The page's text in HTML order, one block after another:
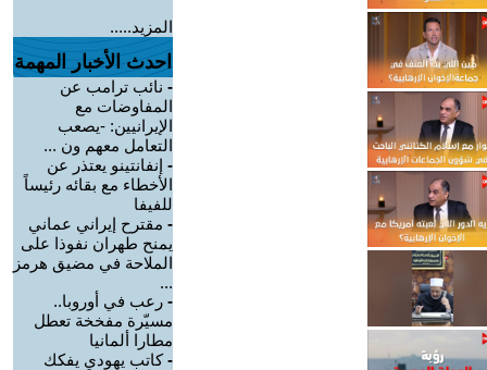
المزيد.....
احدث الأخبار المهمة
- نائب ترامب عن
المفاوضات مع
الإيرانيين: -يصعب
التعامل معهم ون ...
- إنفانتينو يعتذر عن
الأخطاء مع بقائه رئيساً
للفيفا
- مقترح إيراني عماني
يمنح طهران نفوذا على
الملاحة في مضيق هرمز
...
- رعب في أوروبا..
مسيّرة مفخخة تعطل
مطارا ألمانيا
-كاتب يهودي يفكك